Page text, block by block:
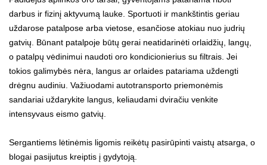
darbus ir fizinį aktyvumą lauke. Sportuoti ir mankštintis geriau
uždarose patalpose arba vietose, esančiose atokiau nuo judrių
gatvių. Būnant patalpoje būtų gerai neatidarinėti orlaidžių, langų,
o patalpų vėdinimui naudoti oro kondicionierius su filtrais. Jei
tokios galimybės nėra, langus ar orlaides patariama uždengti
drėgnu audiniu. Važiuodami autotransporto priemonėmis
sandariai uždarykite langus, keliaudami dviračiu venkite
intensyvaus eismo gatvių.
Sergantiems lėtinėmis ligomis reikėtų pasirūpinti vaistų atsarga, o
blogai pasijutus kreiptis į gydytoją.